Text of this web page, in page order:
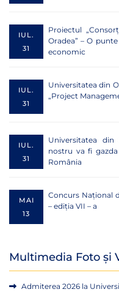
IUL.
31
Proiectul
Oradea” – O
economic
IUL.
31
Universitatea din
„Project
IUL.
31
Universitatea
nostru va fi
România
MAI
13
Concurs Național
– ediția VII – a
Multimedia Foto și
Admiterea 2026 la